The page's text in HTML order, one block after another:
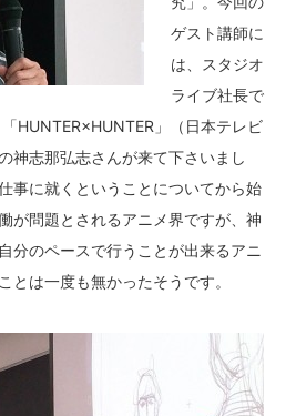
ゲスト講師に
は、スタジオ
ライブ社長で
HUNTER×HUNTER」（日本テレビ
神志那弘志さんが来て下さいまし
事に就くということについてから始
が問題とされるアニメ界ですが、神
分のペースで行うことが出来るアニ
とは一度も無かったそうです。